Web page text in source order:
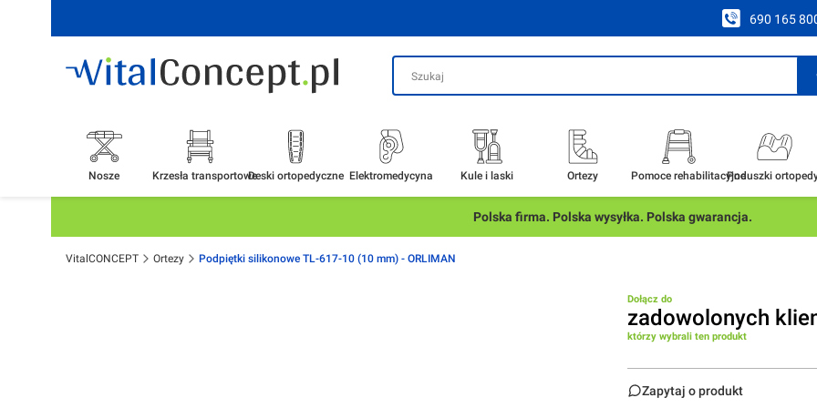
690 165
Nosze Krzesła transportoweDeski ortopedyczne Elektromedycyna Kule i laski Ortezy Pomoce rehabilitacyjnePoduszki
Polska firma. Polska wysyłka. Polska gwarancja.
VitalCONCEPT Ortezy Podpiętki silikonowe TL-617-10 (10 mm) - ORLIMAN
Dołącz do
zadowolonych
którzy wybrali ten produkt
Zapytaj o produkt